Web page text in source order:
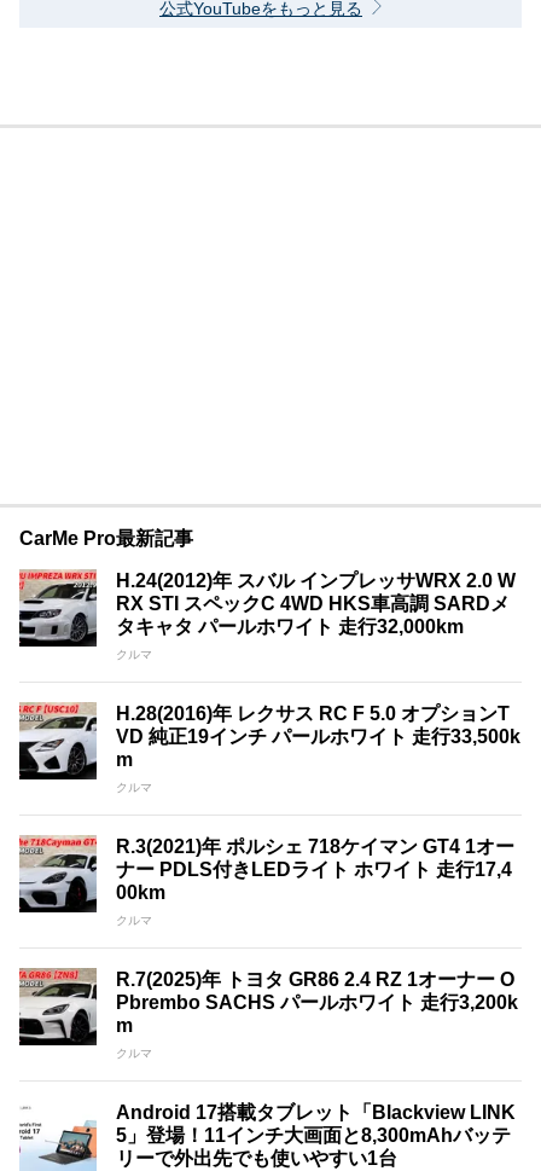
公式YouTubeをもっと見る
CarMe Pro最新記事
H.24(2012)年 スバル インプレッサWRX 2.0 W
RX STI スペックC 4WD HKS車高調 SARDメ
タキャタ パールホワイト 走行32,000km
クルマ
H.28(2016)年 レクサス RC F 5.0 オプションT
VD 純正19インチ パールホワイト 走行33,500k
m
クルマ
R.3(2021)年 ポルシェ 718ケイマン GT4 1オー
ナー PDLS付きLEDライト ホワイト 走行17,4
00km
クルマ
R.7(2025)年 トヨタ GR86 2.4 RZ 1オーナー O
Pbrembo SACHS パールホワイト 走行3,200k
m
クルマ
Android 17搭載タブレット「Blackview LINK
5」登場！11インチ大画面と8,300mAhバッテ
リーで外出先でも使いやすい1台